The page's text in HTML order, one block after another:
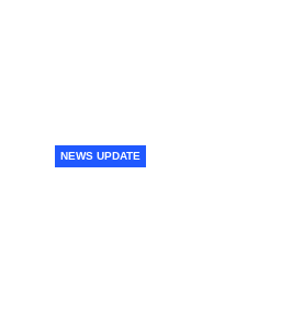
NEWS UPDATE